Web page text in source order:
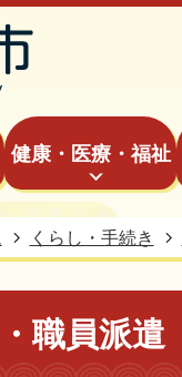
健康・医療・福祉
くらし・手続き
職員派遣